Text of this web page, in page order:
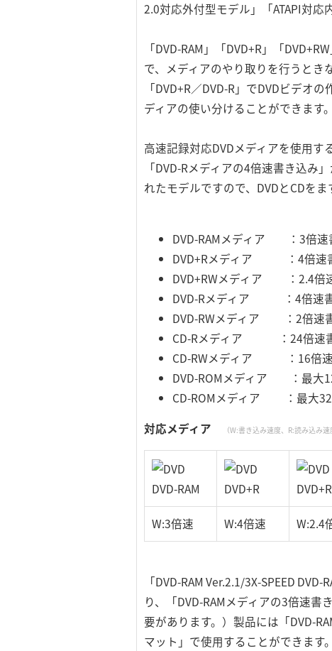
2.0対応外付型モデル」「ATAPI対応
「DVD-RAM」「DVD+R」「
で、メディアのやり取りを行うとき
「DVD+R／DVD-R」でDVDビデオ
ディアの使い分けることができます。
高速記録対応DVDメディアを使用す
「DVD-Rメディアの4倍速書き込
れたモデルですので、DVDとCDを
DVD-RAMメディア ：3倍速
DVD+Rメディア ：4倍速
DVD+RWメディア ：2.4倍
DVD-Rメディア ：4倍速
DVD-RWメディア ：2倍速
CD-Rメディア ：24倍速
CD-RWメディア ：16倍速
DVD-ROMメディア ：最大
CD-ROMメディア ：最大32
対応メディア
（W:書き込み速度、R:読み込み速
DVD-RAM DVD+R
W:3倍速 W:4倍速 W:2.4
「DVD-RAM Ver.2.1/3X-SPEED
り、「DVD-RAMメディアの3倍速
要があります。）製品には「DVD-
マット」で使用することができま